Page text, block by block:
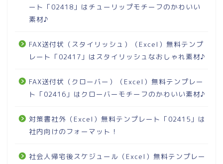
ート「02418」はチューリップモチーフのかわいい
素材♪
FAX送付状（スタイリッシュ）（Excel）無料テンプ
レート「02417」はスタイリッシュなおしゃれ素材♪
FAX送付状（クローバー）（Excel）無料テンプレー
ト「02416」はクローバーモチーフのかわいい素材♪
対策書社外（Excel）無料テンプレート「02415」は
社内向けのフォーマット！
社会人帰宅後スケジュール（Excel）無料テンプレー